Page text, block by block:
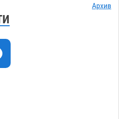
обошлась
компании в 400
сменили барные стойки
Архив